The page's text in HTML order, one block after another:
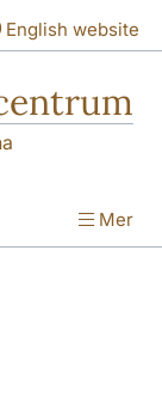
English website
Mer